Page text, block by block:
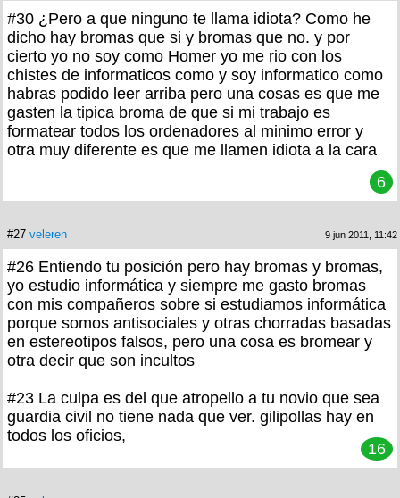
#30 ¿Pero a que ninguno te llama idiota? Como he
dicho hay bromas que si y bromas que no. y por
cierto yo no soy como Homer yo me rio con los
chistes de informaticos como y soy informatico como
habras podido leer arriba pero una cosas es que me
gasten la tipica broma de que si mi trabajo es
formatear todos los ordenadores al minimo error y
otra muy diferente es que me llamen idiota a la cara
6
#27 veleren 9 jun 2011, 11:42
#26 Entiendo tu posición pero hay bromas y bromas,
yo estudio informática y siempre me gasto bromas
con mis compañeros sobre si estudiamos informática
porque somos antisociales y otras chorradas basadas
en estereotipos falsos, pero una cosa es bromear y
otra decir que son incultos
#23 La culpa es del que atropello a tu novio que sea
guardia civil no tiene nada que ver. gilipollas hay en
todos los oficios,
16